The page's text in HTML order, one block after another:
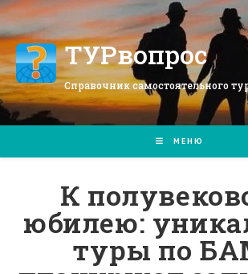
Перейти
к
содержимомуТУРвопрос
Справочник самостоятельного
МЕНЮ
К
юбилею:
туры по